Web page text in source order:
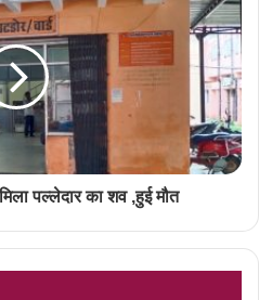
पल्लेदार का शव ,हुई मौत